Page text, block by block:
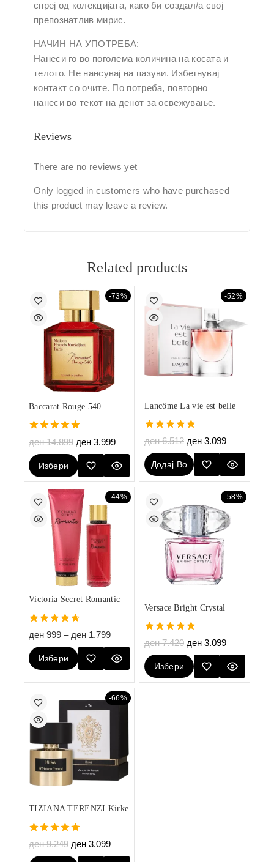
спреј од колекцијата, како би создал/а свој
препознатлив мирис.
НАЧИН НА УПОТРЕБА:
Нанеси го во поголема количина на косата и
телото. Не нансувај на пазуви. Избегнувај
контакт со очите. По потреба, повторно
нанеси во текот на денот за освежување.
Reviews
There are no reviews yet
Only logged in customers who have purchased
this product may leave a review.
Related products
-73%
Baccarat Rouge 540
5.00
out of 5
ден14.899 ден 3.999
Избери
Опции
-52%
Lancôme La vie est belle
4.80
out of 5
ден6.512 ден 3.099
Додај Во
Кошничка
-44%
Victoria Secret Romantic
4.67
out of 5
ден 999 – ден 1.799
Избери
-58%
Versace Bright Crystal
4.80
out of 5
ден7.420 ден 3.099
Избери
Опции
-66%
TIZIANA TERENZI Kirke
5.00
out of 5
ден9.249 ден 3.099